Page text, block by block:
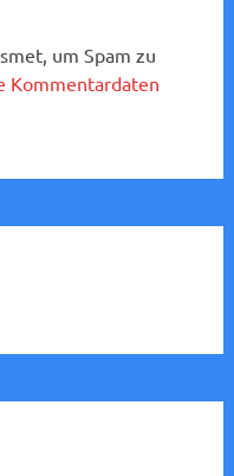
um Spam zu
Kommentardaten